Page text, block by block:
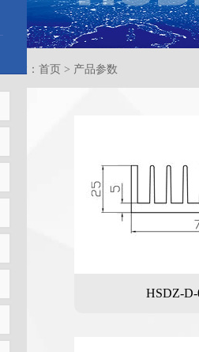
位置：首页 > 产品参数
HSDZ-D-